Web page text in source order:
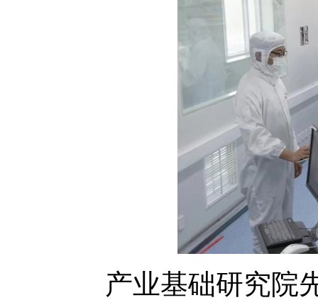
产业基础研究院先